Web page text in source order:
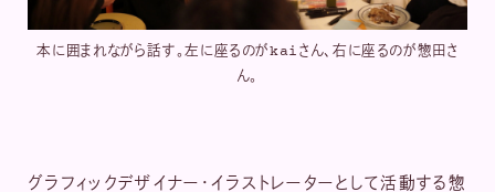
本に囲まれながら話す。左に座るのがkaiさん、右に座るのが惣田さ
ん。
グラフィックデザイナー・イラストレーターとして活動する惣